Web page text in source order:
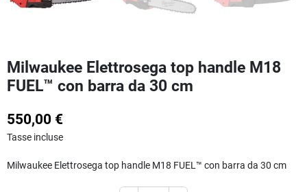
Milwaukee Elettrosega top handle M18
FUEL™ con barra da 30 cm
550,00 €
Tasse incluse
Milwaukee Elettrosega top handle M18 FUEL™ con barra da 30 cm